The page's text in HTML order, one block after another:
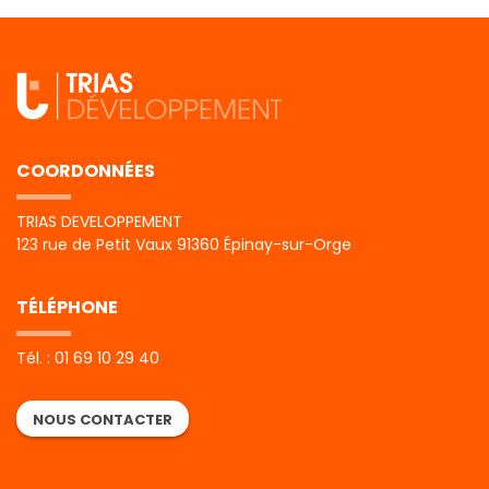
COORDONNÉES
TRIAS DEVELOPPEMENT
123 rue de Petit Vaux 91360 Épinay-sur-Orge
TÉLÉPHONE
Tél. : 01 69 10 29 40
NOUS CONTACTER